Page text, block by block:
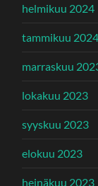
helmikuu 2024
tammikuu 2024
marraskuu
lokakuu 2023
syyskuu 2023
elokuu 2023
heinäkuu 2023